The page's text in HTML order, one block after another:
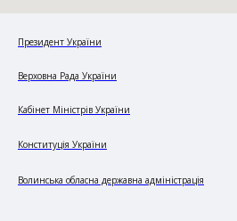
Президент України
Верховна Рада України
Кабінет Міністрів України
Конституція України
Волинська обласна державна адміністрація